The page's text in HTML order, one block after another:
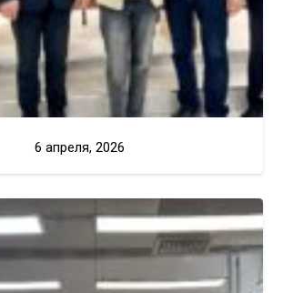
6 апреля, 2026